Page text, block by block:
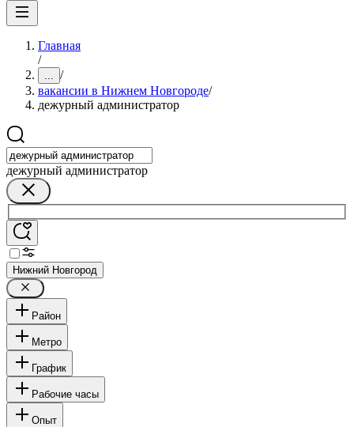
Главная
/
... /
вакансии в Нижнем Новгороде/
дежурный администратор
дежурный администратор
Нижний Новгород
Район
Метро
График
Рабочие часы
Опыт